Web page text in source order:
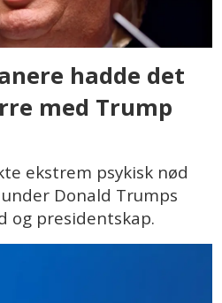
hadde det
med Trump
ekstrem psykisk nød
Donald Trumps
og presidentskap.